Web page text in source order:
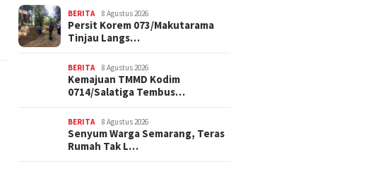
BERITA 8 Agustus 2026
Persit Korem 073/Makutarama
Tinjau Langs…
BERITA 8 Agustus 2026
Kemajuan TMMD Kodim
0714/Salatiga Tembus…
BERITA 8 Agustus 2026
Senyum Warga Semarang, Teras
Rumah Tak L…